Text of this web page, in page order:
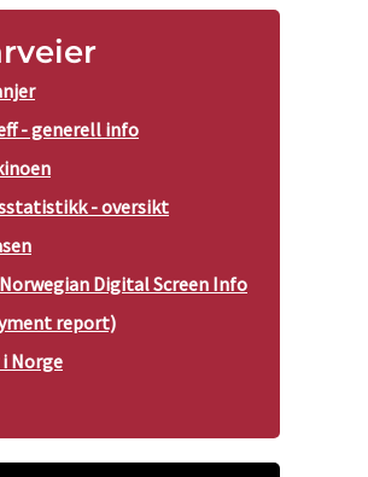
- generell info
- oversikt
Digital Screen Info
report)
Norge